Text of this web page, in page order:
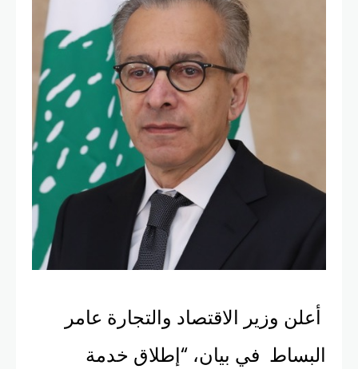
أعلن وزير الاقتصاد والتجارة عامر
البساط في بيان، “إطلاق خدمة